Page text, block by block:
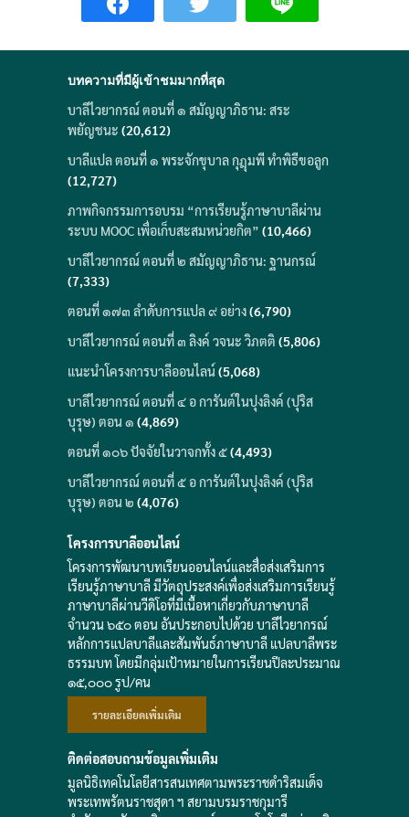
บทความที่มีผู้เข้าชมมากที่สุด
บาลีไวยากรณ์ ตอนที่ ๑ สมัญญาภิธาน: สระ
พยัญชนะ (20,612)
บาลีแปล ตอนที่ ๑ พระจักขุบาล กุฎุมพี ทำพิธีขอลูก
(12,727)
ภาพกิจกรรมการอบรม “การเรียนรู้ภาษาบาลีผ่าน
ระบบ MOOC เพื่อเก็บสะสมหน่วยกิต” (10,466)
บาลีไวยากรณ์ ตอนที่ ๒ สมัญญาภิธาน: ฐานกรณ์
(7,333)
ตอนที่ ๑๗๓ ลำดับการแปล ๙ อย่าง(6,790)
บาลีไวยากรณ์ ตอนที่ ๓ ลิงค์ วจนะ วิภตติ (5,806)
แนะนำโครงการบาลีออนไลน์(5,068)
บาลีไวยากรณ์ ตอนที่ ๔ อ การันต์ในปุงลิงค์ (ปุริส
บุรุษ) ตอน ๑ (4,869)
ตอนที่ ๑๐๖ ปัจจัยในวาจกทั้ง ๕(4,493)
บาลีไวยากรณ์ ตอนที่ ๕ อ การันต์ในปุงลิงค์ (ปุริส
บุรุษ) ตอน ๒ (4,076)
โครงการบาลีออนไลน์
โครงการพัฒนาบทเรียนออนไลน์และสื่อส่งเสริมการ
เรียนรู้ภาษาบาลี มีวัตถุประสงค์เพื่อส่งเสริมการเรียนรู้
ภาษาบาลีผ่านวีดิโอที่มีเนื้อหาเกี่ยวกับภาษาบาลี
จำนวน ๖๕๐ ตอน อันประกอบไปด้วย บาลีไวยากรณ์
หลักการแปลบาลีและสัมพันธ์ภาษาบาลี แปลบาลีพระ
ธรรมบท โดยมีกลุ่มเป้าหมายในการเรียนปีละประมาณ
๑๕,๐๐๐ รูป/คน
รายละเอียดเพิ่มเติม
ติดต่อสอบถามข้อมูลเพิ่มเติม
มูลนิธิเทคโนโลยีสารสนเทศตามพระราชดำริสมเด็จ
พระเทพรัตนราชสุดา ฯ สยามบรมราชกุมารี